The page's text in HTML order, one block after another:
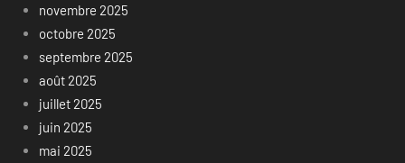
novembre 2025
octobre 2025
septembre 2025
août 2025
juillet 2025
juin 2025
mai 2025